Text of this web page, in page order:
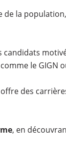
de la
candidats
le GIGN
des
, en